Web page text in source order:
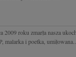
2009 roku zmarła nasza
malarka i poetka,